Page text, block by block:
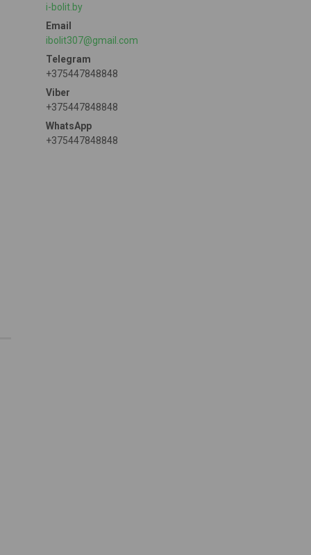
i-bolit.by
ibolit307@gmail.com
+375447848848
+375447848848
+375447848848